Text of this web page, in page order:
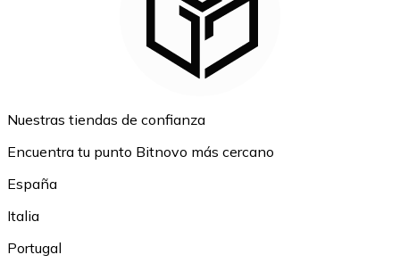
Nuestras tiendas de confianza
Encuentra tu punto Bitnovo más cercano
España
Italia
Portugal